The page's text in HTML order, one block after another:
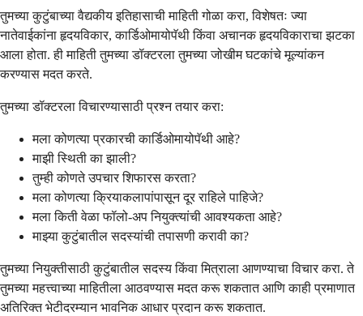
तुमच्या कुटुंबाच्या वैद्यकीय इतिहासाची माहिती गोळा करा, विशेषतः ज्या
नातेवाईकांना हृदयविकार, कार्डिओमायोपॅथी किंवा अचानक हृदयविकाराचा झटका
आला होता. ही माहिती तुमच्या डॉक्टरला तुमच्या जोखीम घटकांचे मूल्यांकन
करण्यास मदत करते.
तुमच्या डॉक्टरला विचारण्यासाठी प्रश्न तयार करा:
मला कोणत्या प्रकारची कार्डिओमायोपॅथी आहे?
माझी स्थिती का झाली?
तुम्ही कोणते उपचार शिफारस करता?
मला कोणत्या क्रियाकलापांपासून दूर राहिले पाहिजे?
मला किती वेळा फॉलो-अप नियुक्त्यांची आवश्यकता आहे?
माझ्या कुटुंबातील सदस्यांची तपासणी करावी का?
तुमच्या नियुक्तीसाठी कुटुंबातील सदस्य किंवा मित्राला आणण्याचा विचार करा. ते
तुमच्या महत्त्वाच्या माहितीला आठवण्यास मदत करू शकतात आणि काही प्रमाणात
अतिरिक्त भेटीदरम्यान भावनिक आधार प्रदान करू शकतात.